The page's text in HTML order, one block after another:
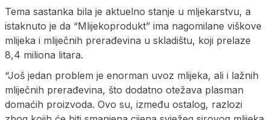
Tema sastanka bila je aktuelno stanje u mljekarstvu, a
istaknuto je da “Mlijekoprodukt” ima nagomilane viškove
mlijeka i mliječnih prerađevina u skladištu, koji prelaze
8,4 miliona litara.
“Još jedan problem je enorman uvoz mlijeka, ali i lažnih
mliječnih prerađevina, što dodatno otežava plasman
domaćih proizvoda. Ovo su, između ostalog, razlozi